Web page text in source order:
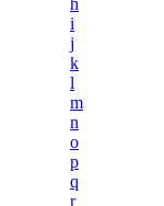
h
i
j
k
l
m
n
o
p
q
r